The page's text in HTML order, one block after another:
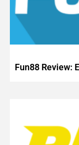
Fun88 Review: